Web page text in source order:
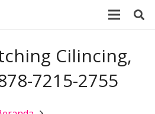
Cilincing,
7215-2755